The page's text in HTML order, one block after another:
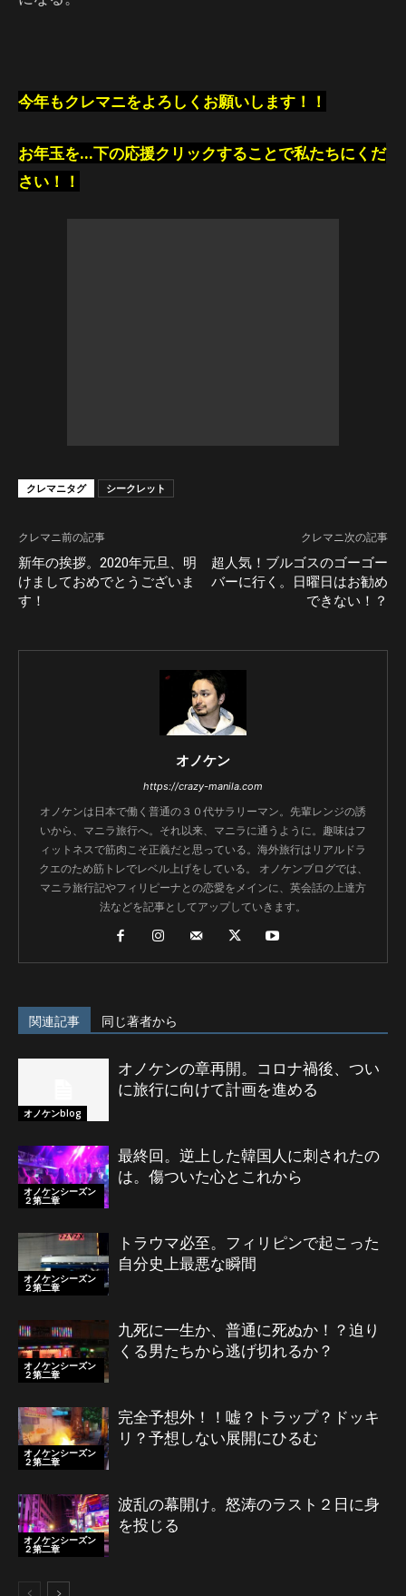
今年もクレマニをよろしくお願いします！！
お年玉を…下の応援クリックすることで私たちにくだ
さい！！
クレマニタグ シークレット
クレマニ前の記事
新年の挨拶。2020年元旦、明
けましておめでとうございま
す！
クレマニ次の記事
超人気！ブルゴスのゴーゴー
バーに行く。日曜日はお勧め
できない！？
オノケン
https://crazy-manila.com
オノケンは日本で働く普通の３０代サラリーマン。先輩レンジの誘
いから、マニラ旅行へ。それ以来、マニラに通うように。趣味はフ
ィットネスで筋肉こそ正義だと思っている。海外旅行はリアルドラ
クエのため筋トレでレベル上げをしている。 オノケンブログでは、
マニラ旅行記やフィリピーナとの恋愛をメインに、英会話の上達方
法などを記事としてアップしていきます。
関連記事 同じ著者から
オノケンblog
オノケンの章再開。コロナ禍後、つい
に旅行に向けて計画を進める
オノケンシーズン
２第二章
最終回。逆上した韓国人に刺されたの
は。傷ついた心とこれから
オノケンシーズン
２第二章
トラウマ必至。フィリピンで起こった
自分史上最悪な瞬間
オノケンシーズン
２第二章
九死に一生か、普通に死ぬか！？迫り
くる男たちから逃げ切れるか？
オノケンシーズン
２第二章
完全予想外！！嘘？トラップ？ドッキ
リ？予想しない展開にひるむ
オノケンシーズン
２第二章
波乱の幕開け。怒涛のラスト２日に身
を投じる